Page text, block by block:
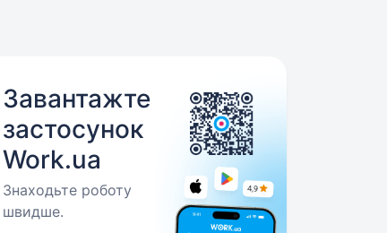
Завантажте
застосунок
Work.ua
Знаходьте роботу
швидше.